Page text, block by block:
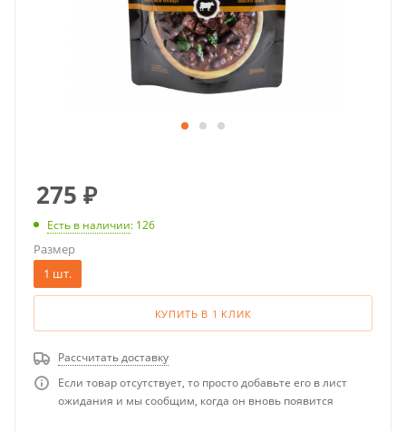
275 ₽
Есть в наличии: 126
Размер
1 шт.
КУПИТЬ В 1 КЛИК
Рассчитать доставку
Если товар отсутствует, то просто добавьте его в лист
ожидания и мы сообщим, когда он вновь появится